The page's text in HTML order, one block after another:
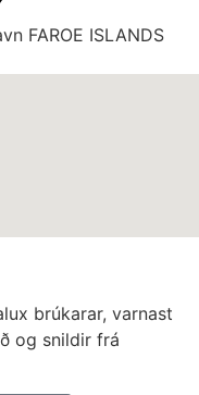
FAROE ISLANDS
brúkarar, varnast
og snildir frá